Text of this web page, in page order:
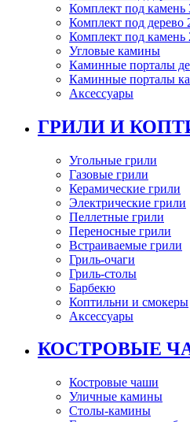
Комплект под камень
Комплект под дерево
Комплект под камень
Угловые камины
Каминные порталы
Каминные порталы
Аксессуары
ГРИЛИ И
Угольные грили
Газовые грили
Керамические грили
Электрические грили
Пеллетные грили
Переносные грили
Встраиваемые грили
Гриль-очаги
Гриль-столы
Барбекю
Коптильни и смокеры
Аксессуары
КОСТРОВЫЕ
Костровые чаши
Уличные камины
Столы-камины